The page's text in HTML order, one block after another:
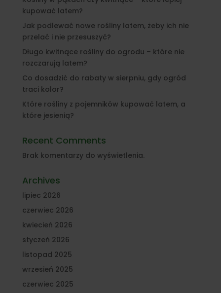
kupować latem?
Jak podlewać nowe rośliny latem, żeby ich nie
przelać i nie przesuszyć?
Długo kwitnące rośliny do ogrodu – które nie
rozczarują latem?
Co dosadzić do rabaty w sierpniu, gdy ogród
traci kolor?
Które rośliny z pojemników kupować latem, a
które jesienią?
Recent Comments
Brak komentarzy do wyświetlenia.
Archives
lipiec 2026
czerwiec 2026
kwiecień 2026
styczeń 2026
listopad 2025
wrzesień 2025
czerwiec 2025